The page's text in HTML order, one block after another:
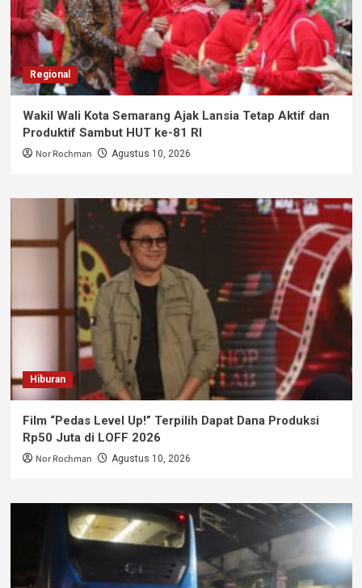
Regional
Wakil Wali Kota Semarang Ajak Lansia Tetap Aktif dan
Produktif Sambut HUT ke-81 RI
Nor Rochman Agustus 10, 2026
Hiburan
Film “Pedas Level Up!” Terpilih Dapat Dana Produksi
Rp50 Juta di LOFF 2026
Nor Rochman Agustus 10, 2026